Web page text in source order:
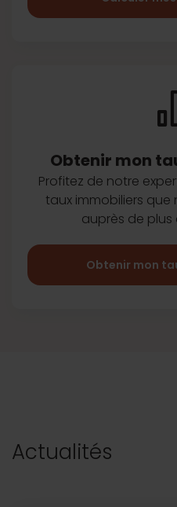
Obtenir mon
Profitez de notre
taux immobiliers que
auprès de plus
Obtenir mon
Actualités